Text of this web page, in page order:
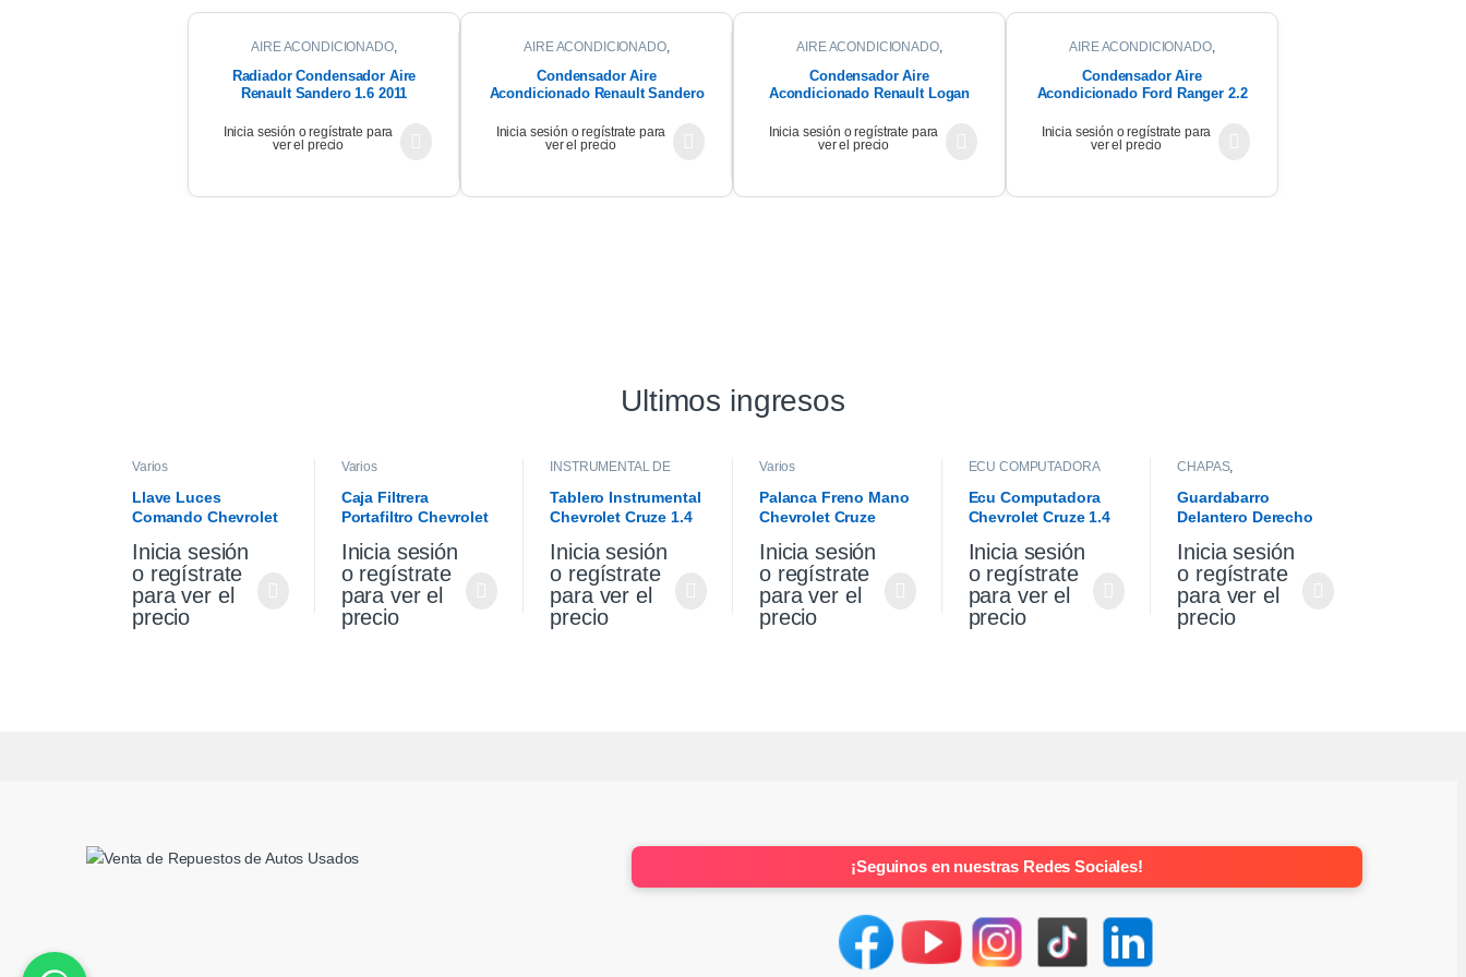
AIRE ACONDICIONADO,
Radiador Condensador Aire
Renault Sandero 1.6 2011
Inicia sesión o regístrate para
ver el precio
AIRE ACONDICIONADO,
Condensador Aire
Acondicionado Renault Sandero
Inicia sesión o regístrate para
ver el precio
AIRE ACONDICIONADO,
Condensador Aire
Acondicionado Renault Logan
Inicia sesión o regístrate para
ver el precio
AIRE ACONDICIONADO,
Condensador Aire
Acondicionado Ford Ranger 2.2
Inicia sesión o regístrate para
ver el precio
Ultimos ingresos
Varios
Llave Luces
Comando Chevrolet
Inicia sesión
o regístrate
para ver el
precio
Varios
Caja Filtrera
Portafiltro Chevrolet
19/21
Inicia sesión
o regístrate
para ver el
precio
INSTRUMENTAL DE
Tablero Instrumental
Chevrolet Cruze 1.4
Inicia sesión
o regístrate
para ver el
precio
Varios
Palanca Freno Mano
Chevrolet Cruze
Inicia sesión
o regístrate
para ver el
precio
ECU COMPUTADORA
Ecu Computadora
Chevrolet Cruze 1.4
2021
Inicia sesión
o regístrate
para ver el
precio
CHAPAS,
Guardabarro
Delantero Derecho
Inicia sesión
o regístrate
para ver el
precio
¡Seguinos en nuestras Redes Sociales!